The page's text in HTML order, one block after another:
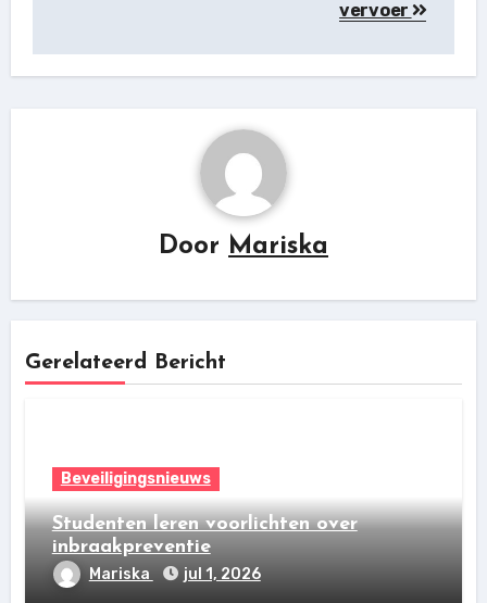
vervoer
Door Mariska
Gerelateerd Bericht
Beveiligingsnieuws
Studenten leren voorlichten over
inbraakpreventie
Mariska jul 1, 2026